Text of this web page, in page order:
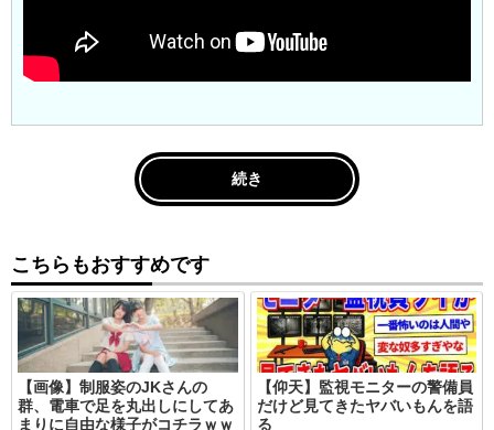
続き
こちらもおすすめです
【画像】制服姿のJKさんの
群、電車で足を丸出しにしてあ
まりに自由な様子がコチラｗｗ
【仰天】監視モニターの警備員
だけど見てきたヤバいもんを語
る